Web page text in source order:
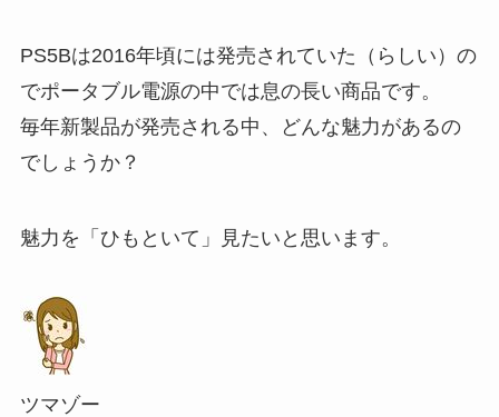
PS5Bは2016年頃には発売されていた（らしい）の
でポータブル電源の中では息の長い商品です。
毎年新製品が発売される中、どんな魅力があるの
でしょうか？
魅力を「ひもといて」見たいと思います。
ツマゾー